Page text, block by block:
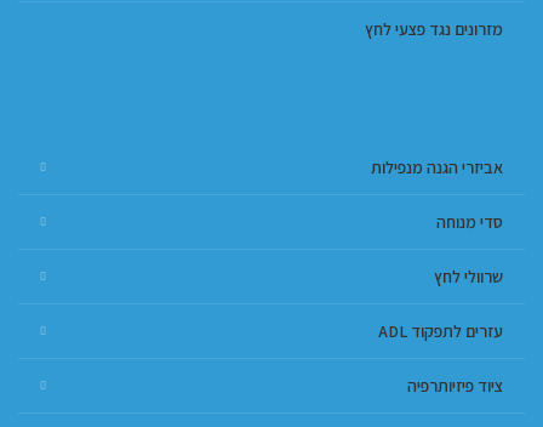
מזרונים נגד פצעי לחץ
אביזרי הגנה מנפילות
סדי מנוחה
שרוולי לחץ
עזרים לתפקוד ADL
ציוד פיזיותרפיה